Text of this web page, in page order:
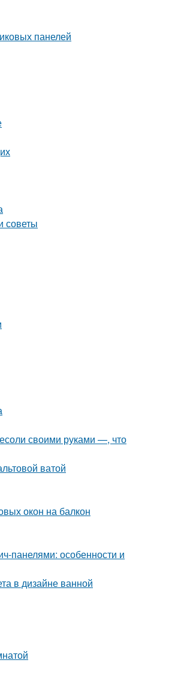
панелей
советы
своими руками —, что
ватой
окон на балкон
панелями: особенности и
в дизайне ванной